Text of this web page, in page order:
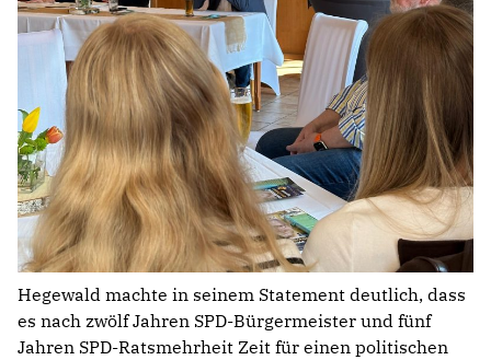
Hegewald machte in seinem Statement deutlich, dass
es nach zwölf Jahren SPD-Bürgermeister und fünf
Jahren SPD-Ratsmehrheit Zeit für einen politischen